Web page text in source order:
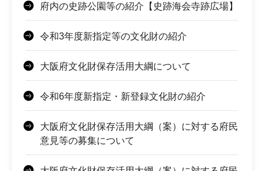
府内の史跡公園等の紹介【史跡海会寺跡広場】
令和3年度新指定等の文化財の紹介
大阪府文化財保存活用大綱について
令和6年度新指定・新登録文化財の紹介
大阪府文化財保存活用大綱（案）に対する府民
意見等の募集について